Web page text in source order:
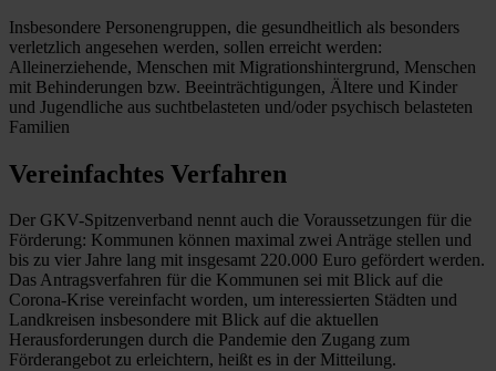
Insbesondere Personengruppen, die gesundheitlich als besonders
verletzlich angesehen werden, sollen erreicht werden:
Alleinerziehende, Menschen mit Migrationshintergrund, Menschen
mit Behinderungen bzw. Beeinträchtigungen, Ältere und Kinder
und Jugendliche aus suchtbelasteten und/oder psychisch belasteten
Familien
Vereinfachtes Verfahren
Der GKV-Spitzenverband nennt auch die Voraussetzungen für die
Förderung: Kommunen können maximal zwei Anträge stellen und
bis zu vier Jahre lang mit insgesamt 220.000 Euro gefördert werden.
Das Antragsverfahren für die Kommunen sei mit Blick auf die
Corona-Krise vereinfacht worden, um interessierten Städten und
Landkreisen insbesondere mit Blick auf die aktuellen
Herausforderungen durch die Pandemie den Zugang zum
Förderangebot zu erleichtern, heißt es in der Mitteilung.